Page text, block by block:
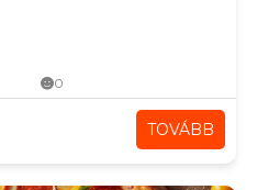
0
TOVÁBB